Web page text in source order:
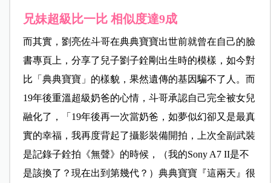
兄妹超級比一比 相似度達9成
而其實，劉亮佐斗哥在典典寶寶出世前就曾在自己的臉
書專頁上，分享了兒子劉子銓剛出生時的模樣，如今對
比「典典寶寶」的樣貌，果然遺傳的基因騙不了人。而
19年後重溫超級奶爸的心情，斗哥承認自己完全被女兒
融化了，「19年後再一次當奶爸，如夢似幻卻又是最真
實的幸福，我再度背起了攝影裝備開拍，上次全副武裝
是記錄子銓拍《無聲》的時候，（我的Sony A7 II是不
是該換了？現在出到第幾代？）典典寶寶『這兩天』很